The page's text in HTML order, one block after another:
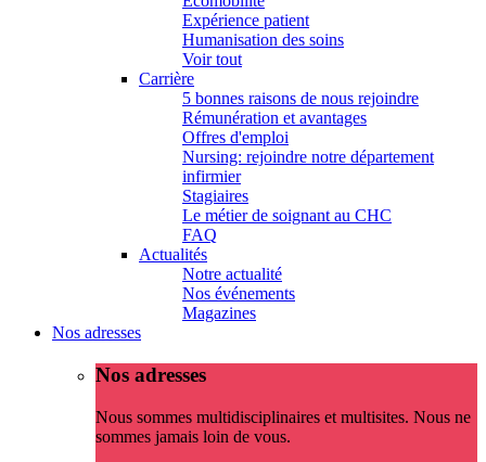
Expérience patient
Humanisation des soins
Voir tout
Carrière
5 bonnes raisons de nous rejoindre
Rémunération et avantages
Offres d'emploi
Nursing: rejoindre notre département
infirmier
Stagiaires
Le métier de soignant au CHC
FAQ
Actualités
Notre actualité
Nos événements
Magazines
Nos adresses
Nos adresses
Nous sommes multidisciplinaires et multisites. Nous ne
sommes jamais loin de vous.